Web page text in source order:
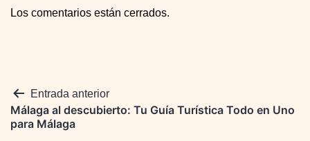
Los comentarios están cerrados.
Navegación
de
Entrada anterior
Málaga al descubierto: Tu Guía Turística Todo en Uno
para Málaga